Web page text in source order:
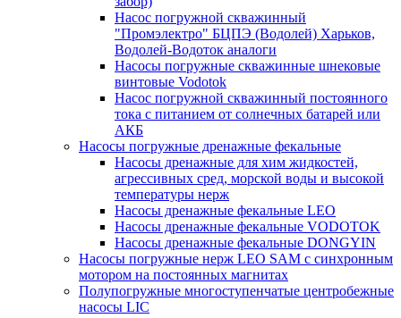
Насос погружной скважинный
"Промэлектро" БЦПЭ (Водолей) Харьков,
Водолей-Водоток аналоги
Насосы погружные скважинные шнековые
винтовые Vodotok
Насос погружной скважинный постоянного
тока с питанием от солнечных батарей или
АКБ
Насосы погружные дренажные фекальные
Насосы дренажные для хим жидкостей,
агрессивных сред, морской воды и высокой
температуры нерж
Насосы дренажные фекальные LEO
Насосы дренажные фекальные VODOTOK
Насосы дренажные фекальные DONGYIN
Насосы погружные нерж LEO SAM с синхронным
мотором на постоянных магнитах
Полупогружные многоступенчатые центробежные
насосы LIC